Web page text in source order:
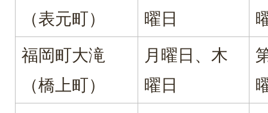
（表元町）
曜日
福岡町大滝
（橋上町）
月曜日、木
曜日